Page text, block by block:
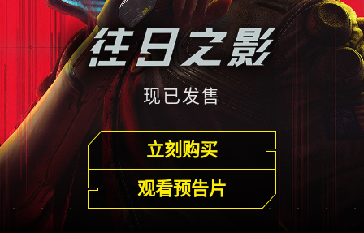
现已发售
立刻购买
观看预告片